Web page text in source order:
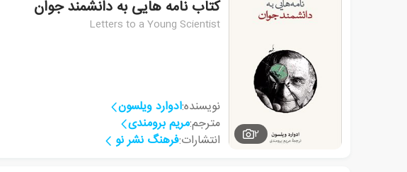
2
کتاب نامه هایی به دانشمند جوان
Letters to a Young Scientist
نویسنده:ادوارد ویلسون
مترجم:مریم برومندی
انتشارات:فرهنگ نشر نو